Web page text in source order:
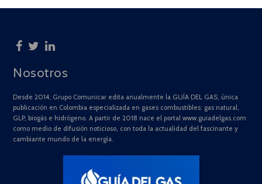
Nosotros
Desde 2014, Grupo Comunicar edita anualmente la GUÍA DEL GAS, única
publicación en Colombia especializada en gases combustibles: gas natural,
GLP, biogás e hidrógeno. A partir de 2018 nace el portal www.guiadelgas.com
como medio de difusión noticioso, con toda la actualidad del fascinante y
cambiante mundo de la energía.